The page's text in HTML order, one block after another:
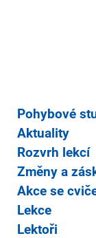
Pohybové
Aktuality
Rozvrh lekcí
Změny a
Akce se
Lekce
Lektoři